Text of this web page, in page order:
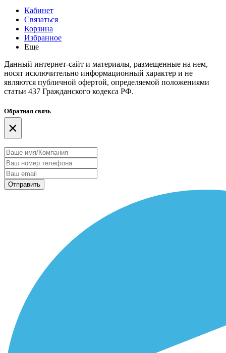
Кабинет
Связаться
Корзина
Избранное
Еще
Данный интернет-сайт и материалы, размещенные на нем,
носят исключительно информационный характер и не
являются публичной офертой, определяемой положениями
статьи 437 Гражданского кодекса РФ.
Обратная связь
×
Отправить